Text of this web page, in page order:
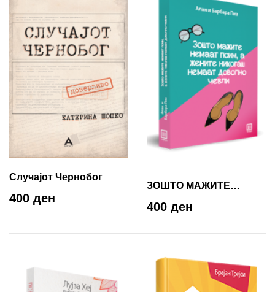
Случајот Чернобог
400 ден
ЗОШТО МАЖИТЕ
НЕМААТ ПОИМ, А
ЖЕНИТЕ НИКОГАШ
400 ден